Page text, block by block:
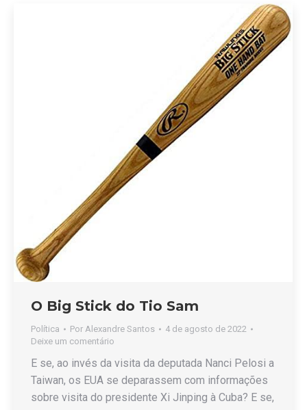
O Big Stick do Tio Sam
Política Por Alexandre Santos
4 de agosto de 2022
Deixe um comentário
E se, ao invés da visita da deputada Nanci Pelosi a
Taiwan, os EUA se deparassem com informações
sobre visita do presidente Xi Jinping à Cuba? E se,